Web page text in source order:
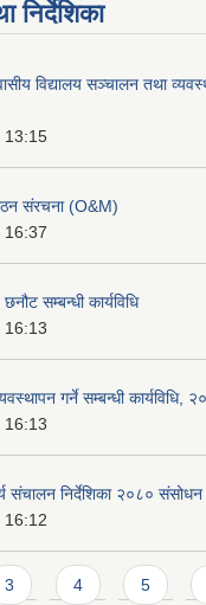
विद्यालय सञ्चालन तथा
13:15
संरचना (O&M)
16:37
सम्बन्धी कार्यविधि
16:13
गर्ने सम्बन्धी कार्यविधि,
16:13
संचालन निर्देशिका २०८०
16:12
3 4 5